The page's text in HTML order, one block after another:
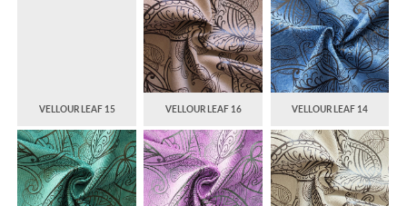
VELLOUR LEAF 15 VELLOUR LEAF 16 VELLOUR LEAF 14